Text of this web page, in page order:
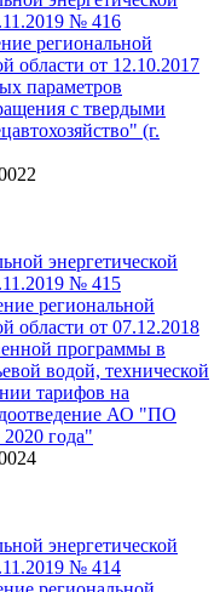
№ 416
региональной
области от 12.10.2017
параметров
с твердыми
(г.
энергетической
№ 415
региональной
области от 07.12.2018
программы в
водой, технической
тарифов на
АО "ПО
года"
энергетической
№ 414